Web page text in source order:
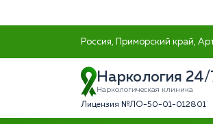
Россия, Приморский край,
Наркология 24/
Наркологическая клиника
Лицензия №ЛО-50-01-012801